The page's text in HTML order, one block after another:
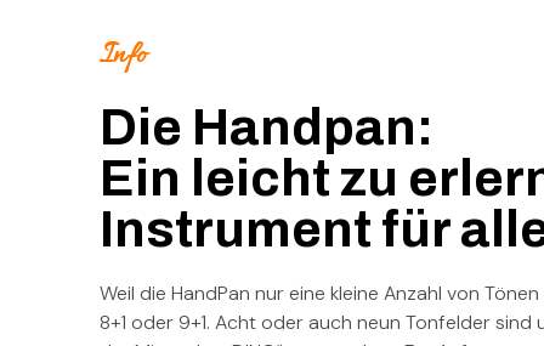
Info
Die Handpan:
Ein leicht zu
Instrument für
Weil die HandPan nur eine kleine Anzahl von
8+1 oder 9+1. Acht oder auch neun Tonfelder sind